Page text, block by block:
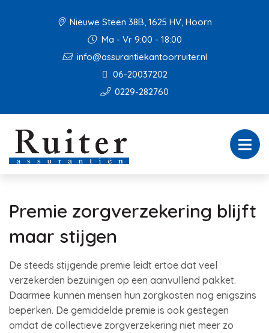
Nieuwe Steen 38B, 1625 HV, Hoorn
Ma - Vr 9:00 - 18:00
info@assurantiekantoorruiter.nl
06-20037202
0229-282760
Premie zorgverzekering blijft
maar stijgen
De steeds stijgende premie leidt ertoe dat veel
verzekerden bezuinigen op een aanvullend pakket.
Daarmee kunnen mensen hun zorgkosten nog enigszins
beperken. De gemiddelde premie is ook gestegen
omdat de collectieve zorgverzekering niet meer zo